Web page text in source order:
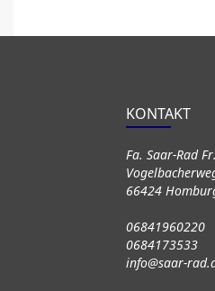
KONTAKT
Fa. Saar-Rad
66424
06841960220
0684173533
info@saar-